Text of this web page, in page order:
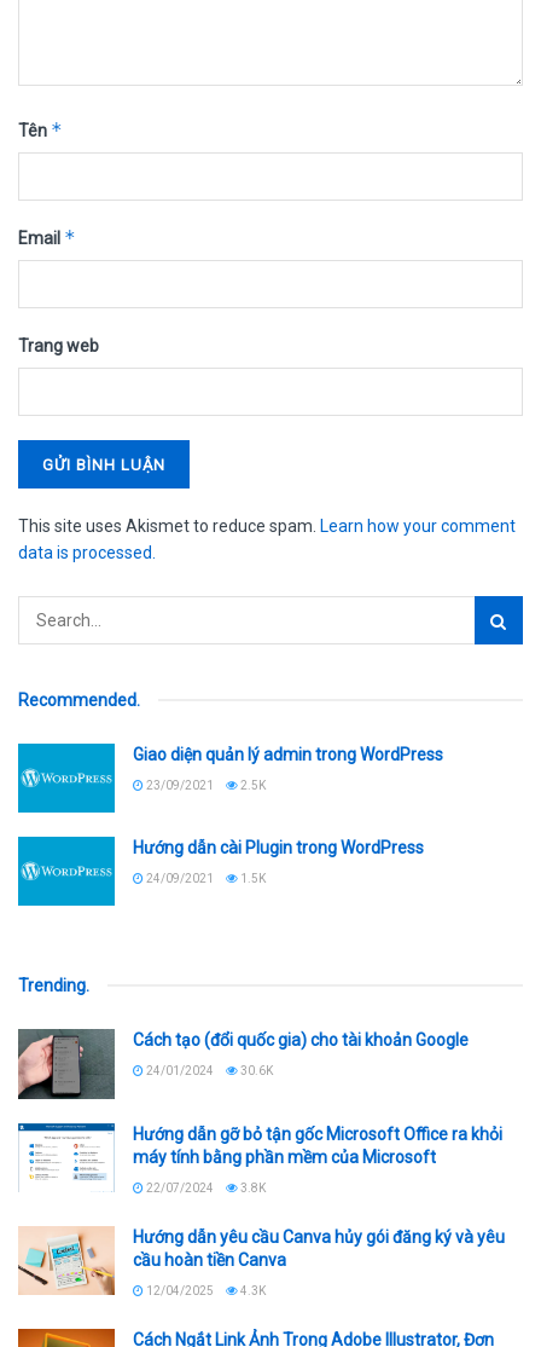
Tên *
Email *
Trang web
This site uses Akismet to reduce spam. Learn how your comment
data is processed.
Recommended.
Giao diện quản lý admin trong WordPress
23/09/2021 2.5K
Hướng dẫn cài Plugin trong WordPress
24/09/2021 1.5K
Trending.
Cách tạo (đổi quốc gia) cho tài khoản Google
24/01/2024 30.6K
Hướng dẫn gỡ bỏ tận gốc Microsoft Office ra khỏi
máy tính bằng phần mềm của Microsoft
22/07/2024 3.8K
Hướng dẫn yêu cầu Canva hủy gói đăng ký và yêu
cầu hoàn tiền Canva
12/04/2025 4.3K
Cách Ngắt Link Ảnh Trong Adobe Illustrator, Đơn